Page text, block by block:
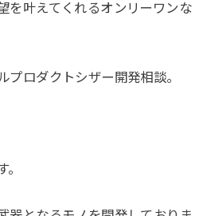
を叶えてくれるオンリーワンな
プロダクトシザー開発相談。